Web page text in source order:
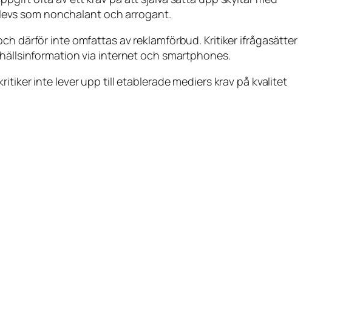
som nonchalant och arrogant.
därför inte omfattas av reklamförbud. Kritiker ifrågasätter
via internet och smartphones.
inte lever upp till etablerade mediers krav på kvalitet